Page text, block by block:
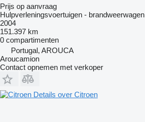
Prijs op aanvraag
Hulpverleningsvoertuigen - brandweerwagen
2004
151.397 km
0 compartimenten
Portugal, AROUCA
Aroucamion
Contact opnemen met verkoper
Details over Citroen